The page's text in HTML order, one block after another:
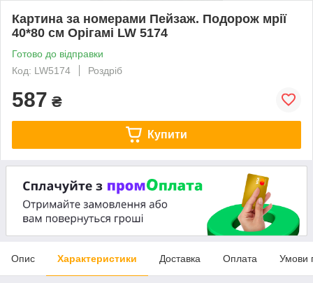
Картина за номерами Пейзаж. Подорож мрії
40*80 см Орігамі LW 5174
Готово до відправки
Код: LW5174
Роздріб
587 ₴
Купити
Опис Характеристики Доставка Оплата Умови